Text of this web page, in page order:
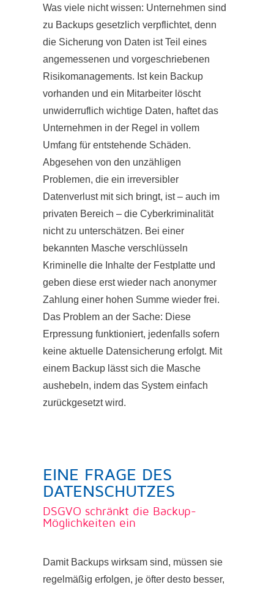
Was viele nicht wissen: Unternehmen sind
zu Backups gesetzlich verpflichtet, denn
die Sicherung von Daten ist Teil eines
angemessenen und vorgeschriebenen
Risikomanagements. Ist kein Backup
vorhanden und ein Mitarbeiter löscht
unwiderruflich wichtige Daten, haftet das
Unternehmen in der Regel in vollem
Umfang für entstehende Schäden.
Abgesehen von den unzähligen
Problemen, die ein irreversibler
Datenverlust mit sich bringt, ist – auch im
privaten Bereich – die Cyberkriminalität
nicht zu unterschätzen. Bei einer
bekannten Masche verschlüsseln
Kriminelle die Inhalte der Festplatte und
geben diese erst wieder nach anonymer
Zahlung einer hohen Summe wieder frei.
Das Problem an der Sache: Diese
Erpressung funktioniert, jedenfalls sofern
keine aktuelle Datensicherung erfolgt. Mit
einem Backup lässt sich die Masche
aushebeln, indem das System einfach
zurückgesetzt wird.
EINE FRAGE DES
DATENSCHUTZES
DSGVO schränkt die Backup-
Möglichkeiten ein
Damit Backups wirksam sind, müssen sie
regelmäßig erfolgen, je öfter desto besser,